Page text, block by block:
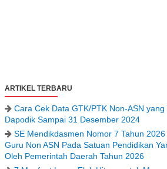
ARTIKEL TERBARU
Cara Cek Data GTK/PTK Non-ASN
Dapodik Sampai 31 Desember 2024
SE Mendikdasmen Nomor 7 Tahun
Guru Non ASN Pada Satuan Pendidikan
Oleh Pemerintah Daerah Tahun 2026